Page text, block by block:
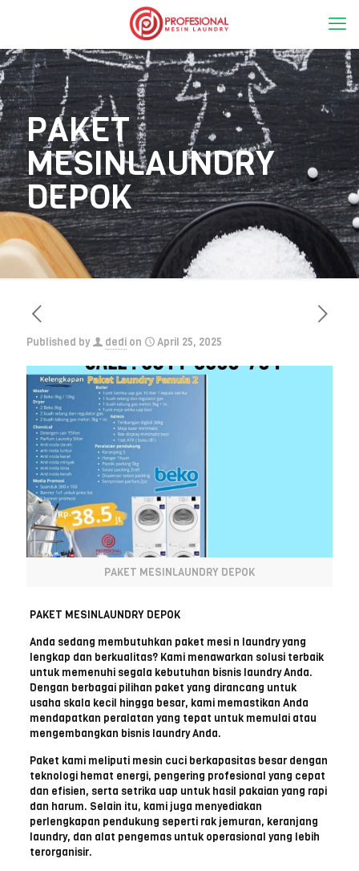
PAKET
MESINLAUNDRY
DEPOK
Published by dedi on April 25, 2025
PAKET MESINLAUNDRY DEPOK
PAKET MESINLAUNDRY DEPOK
Anda sedang membutuhkan paket mesi n laundry yang
lengkap dan berkualitas? Kami menawarkan solusi terbaik
untuk memenuhi segala kebutuhan bisnis laundry Anda.
Dengan berbagai pilihan paket yang dirancang untuk
usaha skala kecil hingga besar, kami memastikan Anda
mendapatkan peralatan yang tepat untuk memulai atau
mengembangkan bisnis laundry Anda.
Paket kami meliputi mesin cuci berkapasitas besar dengan
teknologi hemat energi, pengering profesional yang cepat
dan efisien, serta setrika uap untuk hasil pakaian yang rapi
dan harum. Selain itu, kami juga menyediakan
perlengkapan pendukung seperti rak jemuran, keranjang
laundry, dan alat pengemas untuk operasional yang lebih
terorganisir.